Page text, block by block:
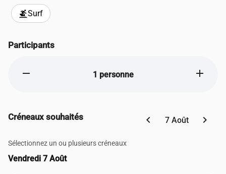
surfingSurf
Participants
remove 1 personne add
Créneaux souhaités chevron_left 7 Août chevron_right
Sélectionnez un ou plusieurs créneaux
Vendredi 7 Août